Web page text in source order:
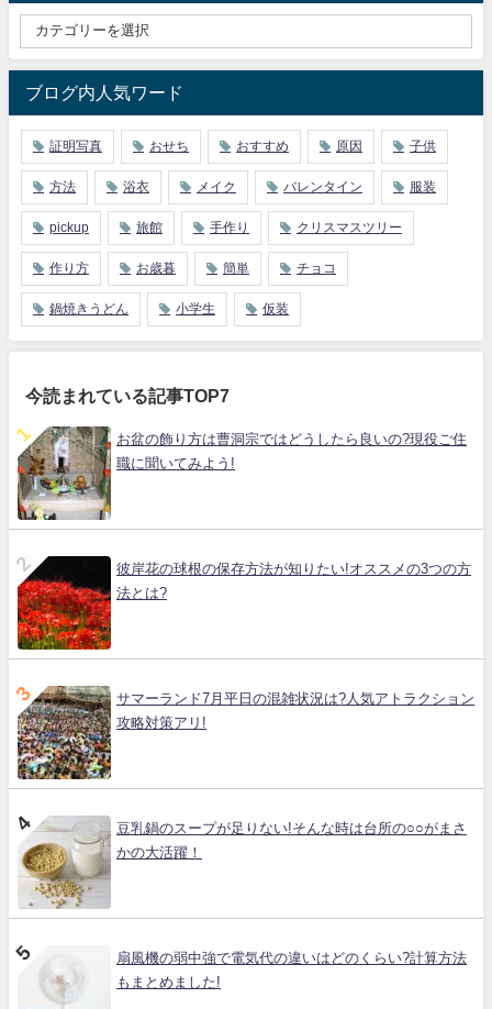
ブログ内人気ワード
証明写真 おせち おすすめ 原因 子供
方法 浴衣 メイク バレンタイン 服装
pickup 旅館 手作り クリスマスツリー
作り方 お歳暮 簡単 チョコ
鍋焼きうどん 小学生 仮装
今読まれている記事TOP7
お盆の飾り方は曹洞宗ではどうしたら良いの?現役ご住
職に聞いてみよう!
彼岸花の球根の保存方法が知りたい!オススメの3つの方
法とは?
サマーランド7月平日の混雑状況は?人気アトラクション
攻略対策アリ!
豆乳鍋のスープが足りない!そんな時は台所の○○がまさ
かの大活躍！
扇風機の弱中強で電気代の違いはどのくらい?計算方法
もまとめました!